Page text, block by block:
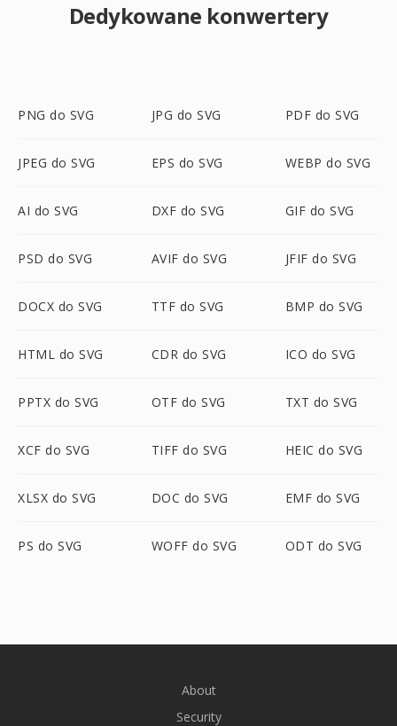
Dedykowane konwertery
PNG do SVG JPG do SVG PDF do SVG
JPEG do SVG EPS do SVG WEBP do SVG
AI do SVG DXF do SVG GIF do SVG
PSD do SVG AVIF do SVG JFIF do SVG
DOCX do SVG TTF do SVG BMP do SVG
HTML do SVG CDR do SVG ICO do SVG
PPTX do SVG OTF do SVG TXT do SVG
XCF do SVG TIFF do SVG HEIC do SVG
XLSX do SVG DOC do SVG EMF do SVG
PS do SVG WOFF do SVG ODT do SVG
About
Security